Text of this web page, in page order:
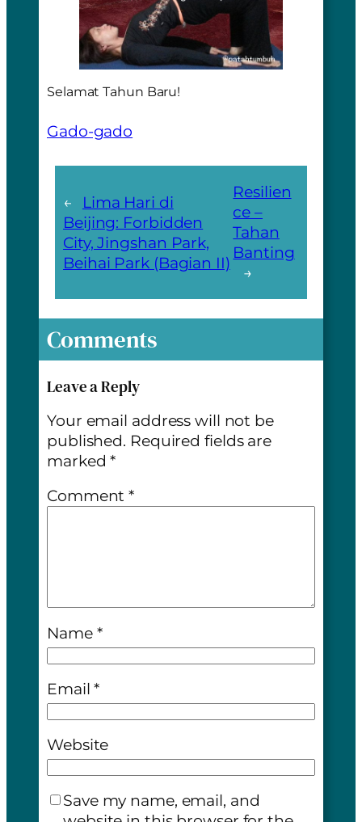
Selamat Tahun Baru!
Gado-gado
←
Lima Hari di
Beijing: Forbidden
City, Jingshan Park,
Beihai Park (Bagian II)
Resilien
ce –
Tahan
Banting
→
Comments
Leave a Reply
Your email address will not be
published. Required fields are
marked*
Comment*
Name *
Email*
Website
Save my name, email, and